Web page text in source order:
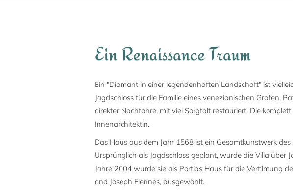
Ein Renaissance Traum
Ein "Diamant in einer legendenhaften Landschaft" ist
Jagdschloss für die Familie eines venezianischen Grafen,
direkter Nachfahre, mit viel Sorgfalt restauriert. Die
Innenarchitektin.
Das Haus aus dem Jahr 1568 ist ein Gesamtkunstwerk
Ursprünglich als Jagdschloss geplant, wurde die Villa
Jahre 2004 wurde sie als Portias Haus für die Verfilmung
and Joseph Fiennes, ausgewählt.